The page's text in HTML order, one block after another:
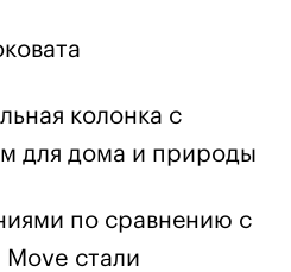
колонка с
для дома и природы
по сравнению с
стали